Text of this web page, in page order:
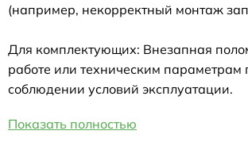
(например, некорректный монтаж
Для комплектующих: Внезапная
работе или техническим параметрам
соблюдении условий эксплуатации.
Показать полностью